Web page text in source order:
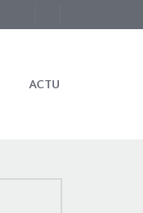
ACTU